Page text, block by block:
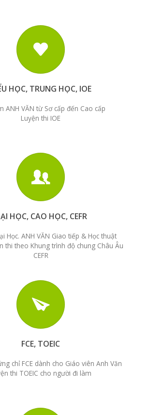
HỌC, TRUNG HỌC, IOE
ANH VĂN từ Sơ cấp đến Cao cấp
Luyện thi IOE
HỌC, CAO HỌC, CEFR
Học. ANH VĂN Giao tiếp & Học thuật
thi theo Khung trình độ chung Châu Âu
CEFR
FCE, TOEIC
chỉ FCE dành cho Giáo viên Anh Văn
thi TOEIC cho người đi làm